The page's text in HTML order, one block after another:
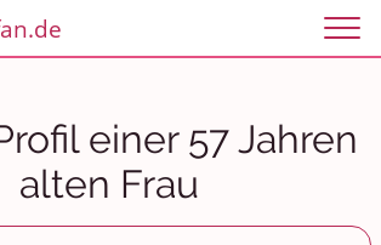
einer 57 Jahren
alten Frau